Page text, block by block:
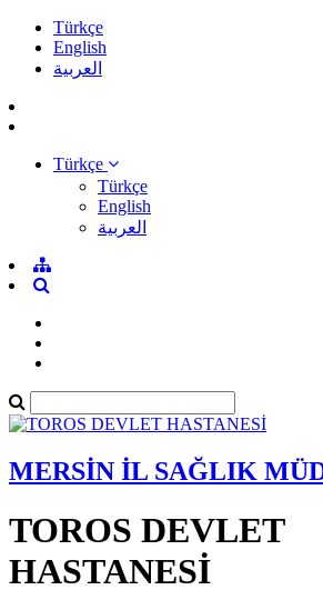
Türkçe
English
العربية
Türkçe
Türkçe
English
العربية
MERSİN İL SAĞLIK
TOROS DEVLET
HASTANESİ